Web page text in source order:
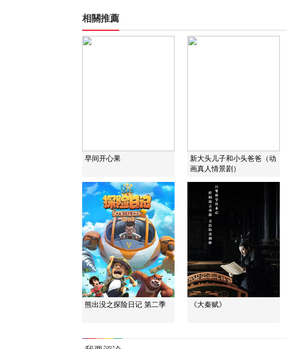
相關推薦
早间开心果
新大头儿子和小头爸爸（动
画真人情景剧）
熊出没之探险日记 第二季 《大秦赋》